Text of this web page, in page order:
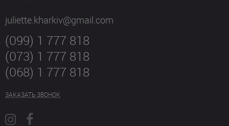
juliette.kharkiv@gmail.com
(099) 1 777 818
(073) 1 777 818
(068) 1 777 818
ЗАКАЗАТЬ ЗВОНОК